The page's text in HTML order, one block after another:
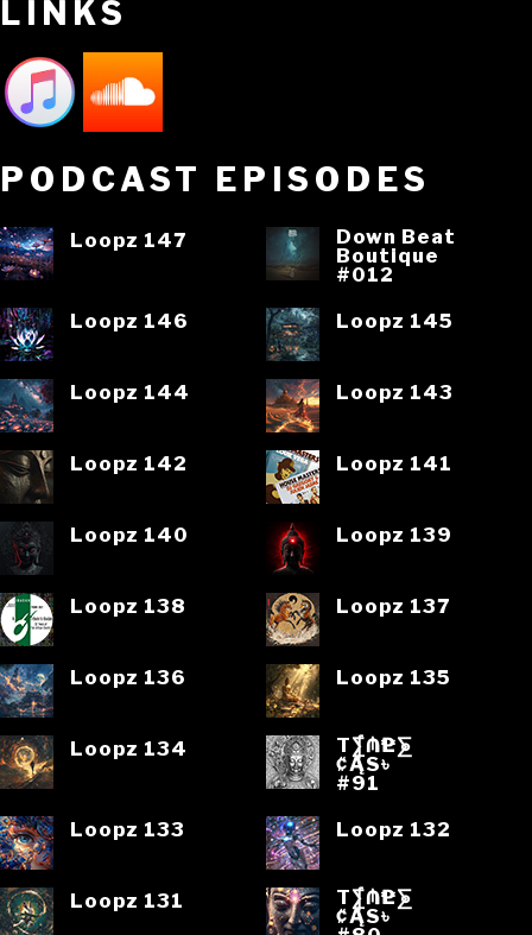
LINKS
PODCAST EPISODES
Loopz 147
Down Beat
Boutique
#012
Loopz 146
Loopz 145
Loopz 144 Loopz 143
Loopz 142 Loopz 141
Loopz 140 Loopz 139
Loopz 138 Loopz 137
Loopz 136 Loopz 135
Loopz 134
T⨋₼₱L⨊
₡ĄS৳
#91
Loopz 133
Loopz 132
Loopz 131
T⨋₼₱L⨊
₡ĄS৳